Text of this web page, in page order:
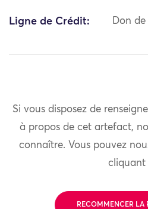
Ligne de Crédit: Don
Si vous disposez de
à propos de cet artefact,
connaître. Vous pouvez
cliquant
RECOMMENCER LA